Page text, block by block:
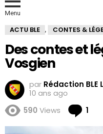
Menu
ACTU BLE , CONTES &
Des contes et
Vosgien
par Rédaction BLE
10 ans ago
590 Views 1